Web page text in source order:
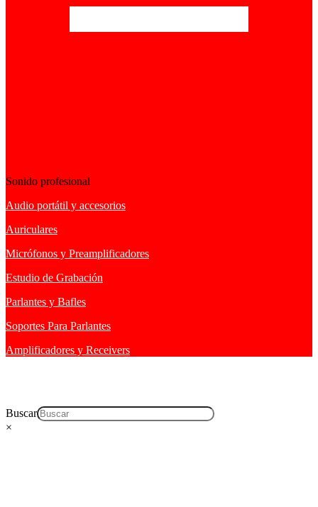
Sonido profesional
Audio portátil y accesorios
Auriculares
Micrófonos y Preamplificadores
Estudio de Grabación
Parlantes y Bafles
Soportes Para Parlantes
Amplificadores y Receivers
Buscar
×